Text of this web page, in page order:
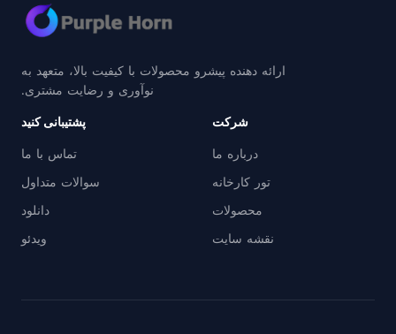
ارائه دهنده پیشرو محصولات با کیفیت بالا، متعهد به
نوآوری و رضایت مشتری.
شرکت
درباره ما
تور کارخانه
محصولات
نقشه سایت
پشتیبانی کنید
تماس با ما
سوالات متداول
دانلود
ویدئو